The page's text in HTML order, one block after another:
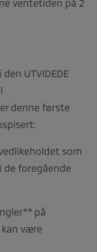
ventetiden på 2
UTVIDEDE
denne første
som
de foregående
på
være